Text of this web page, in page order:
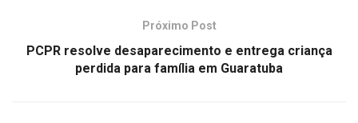
Próximo Post
PCPR resolve desaparecimento e entrega criança
perdida para família em Guaratuba